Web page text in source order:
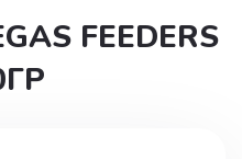
FEEDERS